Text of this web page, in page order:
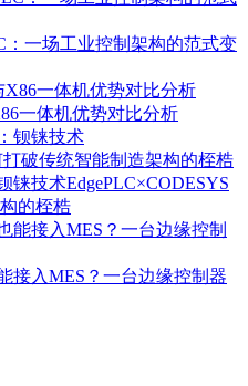
：一场工业控制架构的范式变
一体机优势对比分析
铼技术EdgePLC×CODESYS
的桎梏
接入MES？一台边缘控制器